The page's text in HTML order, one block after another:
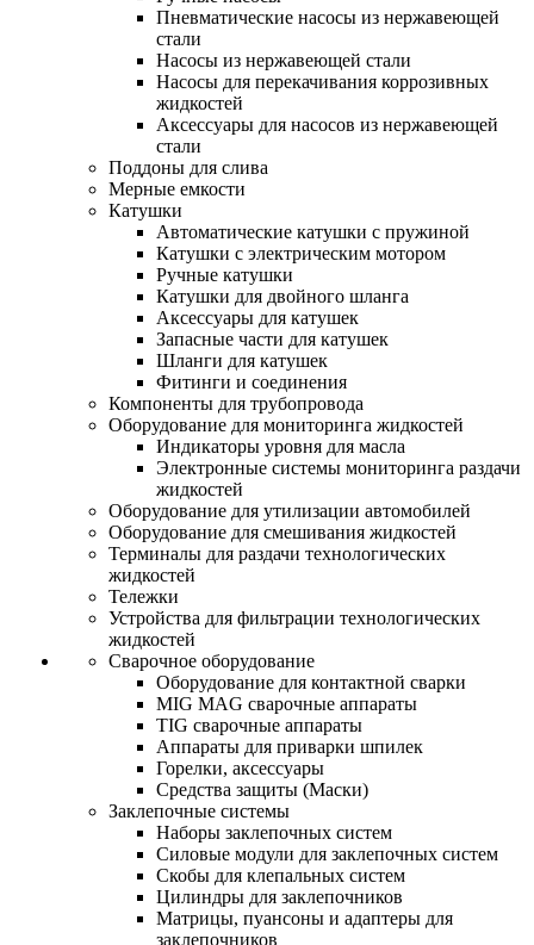
Пневматические насосы из нержавеющей
стали
Насосы из нержавеющей стали
Насосы для перекачивания коррозивных
жидкостей
Аксессуары для насосов из нержавеющей
стали
Поддоны для слива
Мерные емкости
Катушки
Автоматические катушки с пружиной
Катушки с электрическим мотором
Ручные катушки
Катушки для двойного шланга
Аксессуары для катушек
Запасные части для катушек
Шланги для катушек
Фитинги и соединения
Компоненты для трубопровода
Оборудование для мониторинга жидкостей
Индикаторы уровня для масла
Электронные системы мониторинга раздачи
жидкостей
Оборудование для утилизации автомобилей
Оборудование для смешивания жидкостей
Терминалы для раздачи технологических
жидкостей
Тележки
Устройства для фильтрации технологических
жидкостей
Сварочное оборудование
Оборудование для контактной сварки
MIG MAG сварочные аппараты
TIG сварочные аппараты
Аппараты для приварки шпилек
Горелки, аксессуары
Средства защиты (Маски)
Заклепочные системы
Наборы заклепочных систем
Силовые модули для заклепочных систем
Скобы для клепальных систем
Цилиндры для заклепочников
Матрицы, пуансоны и адаптеры для
заклепочников